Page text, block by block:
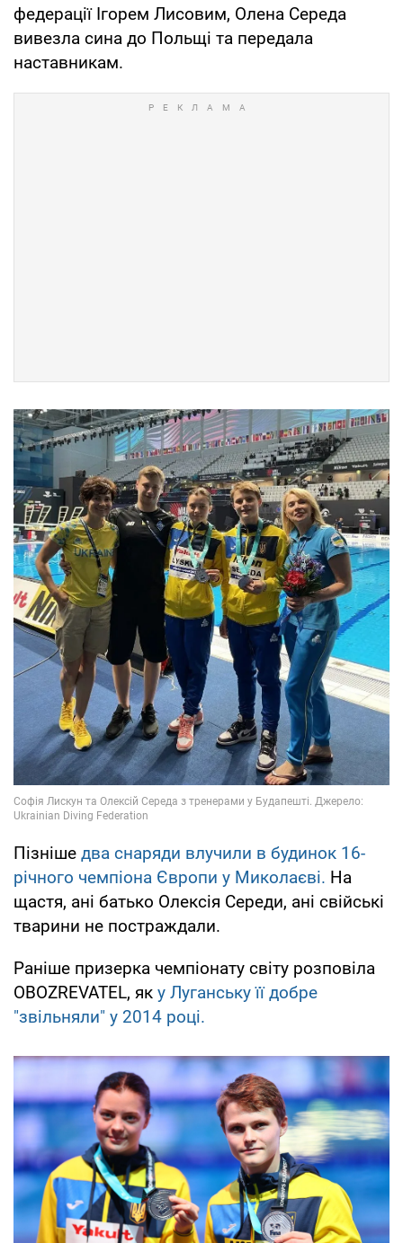
федерації Ігорем Лисовим, Олена Середа
вивезла сина до Польщі та передала
наставникам.
Пізніше два снаряди влучили в будинок 16-
річного чемпіона Європи у Миколаєві. На
щастя, ані батько Олексія Середи, ані свійські
тварини не постраждали.
Раніше призерка чемпіонату світу розповіла
OBOZREVATEL, як у Луганську її добре
"звільняли" у 2014 році.